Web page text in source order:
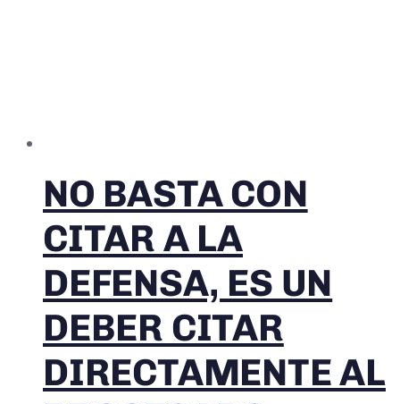
NO BASTA CON
CITAR A LA
DEFENSA, ES UN
DEBER CITAR
DIRECTAMENTE AL